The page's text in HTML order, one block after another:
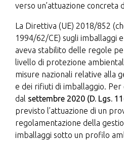
verso un’attuazione concreta
La Direttiva (UE) 2018/852
1994/62/CE) sugli imballaggi
aveva stabilito delle regole
livello di protezione
misure nazionali relative alla
e dei rifiuti di imballaggio. Per
dal settembre 2020 (D. Lgs.
previsto l’attuazione di un
regolamentazione della
imballaggi sotto un profilo